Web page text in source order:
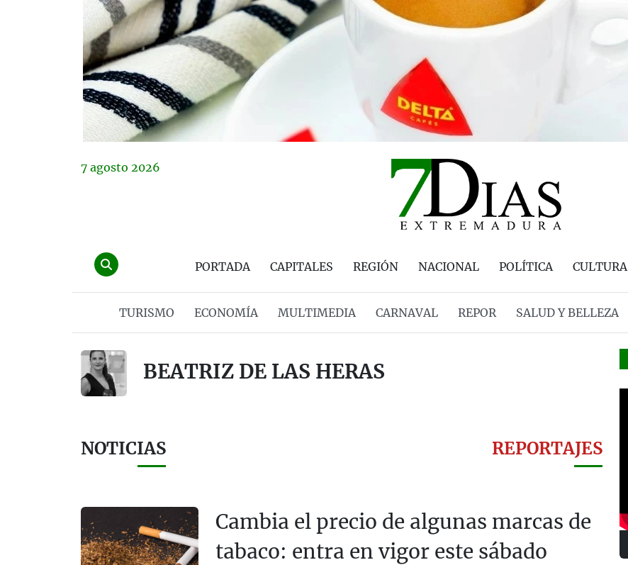
7 agosto 2026
PORTADA CAPITALES REGIÓN NACIONAL POLÍTICA CULTURA
TURISMO ECONOMÍA MULTIMEDIA CARNAVAL REPOR SALUD Y BELLEZA
BEATRIZ DE LAS HERAS
NOTICIAS REPORTAJES
Cambia el precio de algunas marcas de
tabaco: entra en vigor este sábado